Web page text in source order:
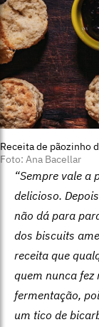
Receita de pãozinho
Foto: Ana Bacellar
“Sempre vale a
delicioso.
não dá para
dos biscuits
receita que
quem nunca fez
fermentação,
um tico de